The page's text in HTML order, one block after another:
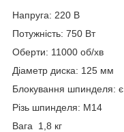
Напруга: 220 В
Потужність: 750 Вт
Оберти: 11000 об/хв
Діаметр диска: 125 мм
Блокування шпинделя: є
Різь шпинделя: М14
Вага 1,8 кг